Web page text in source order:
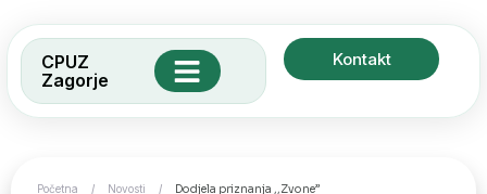
CPUZ
Zagorje
Kontakt
Početna / Novosti / Dodjela priznanja ,,Zvone”